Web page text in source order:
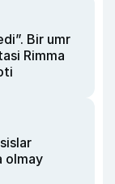
Bir umr
Rimma
olmay